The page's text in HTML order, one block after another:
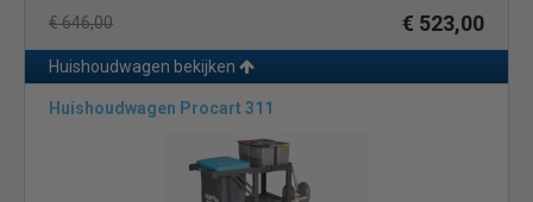
€ 646,00
€ 523,00
Huishoudwagen bekijken
Huishoudwagen Procart 311